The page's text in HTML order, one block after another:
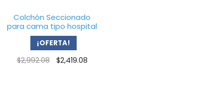
Colchón Seccionado
para cama tipo hospital
¡OFERTA!
$2,992.08
Original
$2,419.08Current